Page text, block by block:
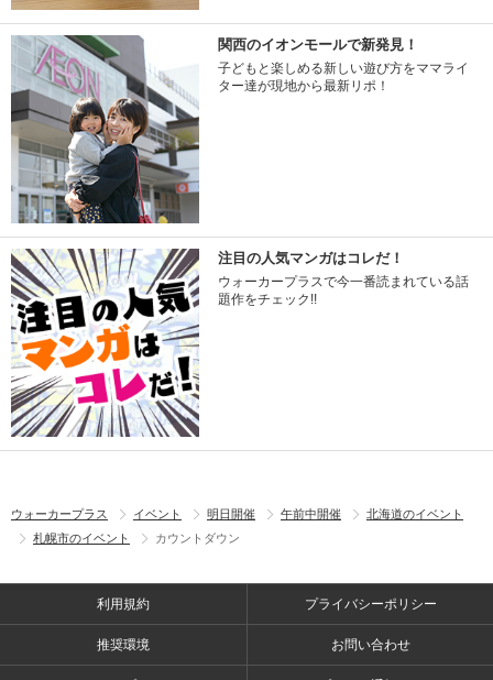
関西のイオンモールで新発見！
子どもと楽しめる新しい遊び方をママライ
ター達が現地から最新リポ！
注目の人気マンガはコレだ！
ウォーカープラスで今一番読まれている話
題作をチェック!!
ウォーカープラス イベント 明日開催 午前中開催
北海道のイベント
札幌市のイベント
カウントダウン
利用規約 プライバシーポリシー
推奨環境 お問い合わせ